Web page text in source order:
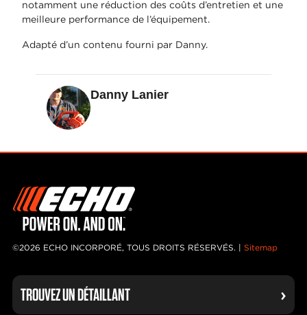
notamment une réduction des coûts d’entretien et une
meilleure performance de l’équipement.
Adapté d’un contenu fourni par Danny.
Danny Lanier
©2026 ECHO INCORPORÉ, TOUS DROITS RÉSERVÉS. | Sitemap
TROUVEZ UN DÉTAILLANT